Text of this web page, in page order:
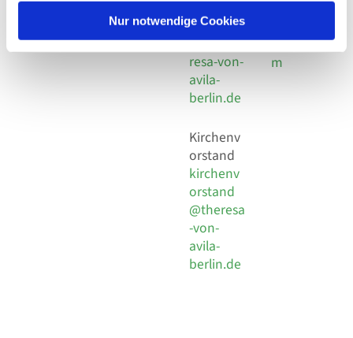
Nur notwendige Cookies
18
E-Mail
info@the
resa-von-
avila-
berlin.de
Kirchenv
orstand
kirchenv
orstand
@theresa
-von-
avila-
berlin.de
Impressu
m